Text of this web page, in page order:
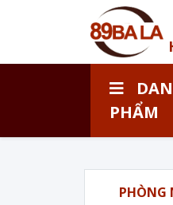
PHẨM
PHÒNG